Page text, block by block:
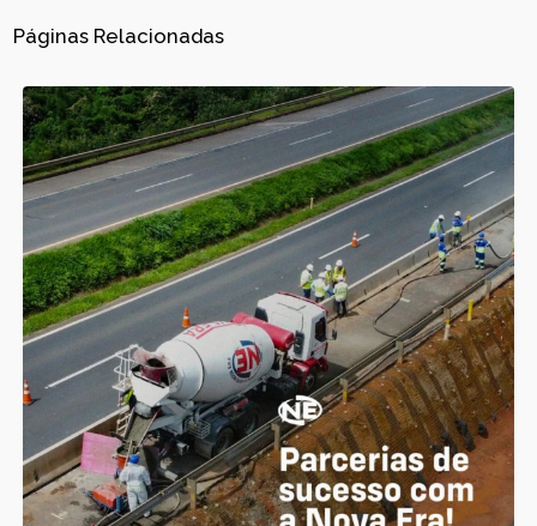
Páginas Relacionadas